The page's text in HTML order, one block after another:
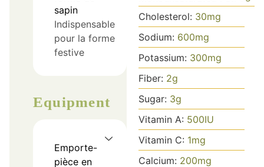
sapin
Indispensable
pour la forme
festive
Equipment
Emporte-
pièce en
Cholesterol: 30mg
Sodium: 600mg
Potassium: 300mg
Fiber: 2g
Sugar: 3g
Vitamin A: 500IU
Vitamin C: 1mg
Calcium: 200mg